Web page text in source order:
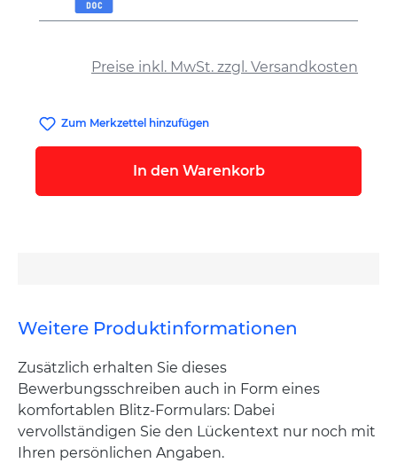
Preise inkl. MwSt. zzgl. Versandkosten
Zum Merkzettel hinzufügen
In den Warenkorb
Weitere Produktinformationen
Zusätzlich erhalten Sie dieses
Bewerbungsschreiben auch in Form eines
komfortablen Blitz-Formulars: Dabei
vervollständigen Sie den Lückentext nur noch mit
Ihren persönlichen Angaben.